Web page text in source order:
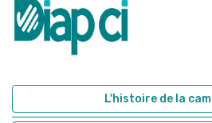
L'histoire de la